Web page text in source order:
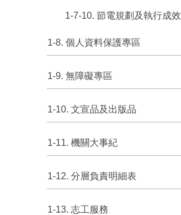
1-7-10. 節電規劃及執行成效
1-8. 個人資料保護專區
1-9. 無障礙專區
1-10. 文宣品及出版品
1-11. 機關大事紀
1-12. 分層負責明細表
1-13. 志工服務